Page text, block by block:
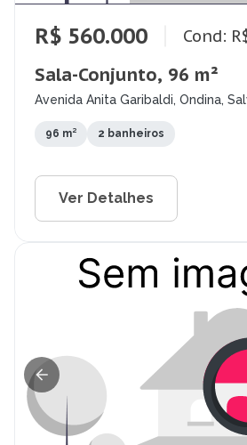
R$ 560.000 Cond:
Sala-Conjunto, 96 m²
Avenida Anita Garibaldi, Ondina,
96 m² 2 banheiros
Ver Detalhes